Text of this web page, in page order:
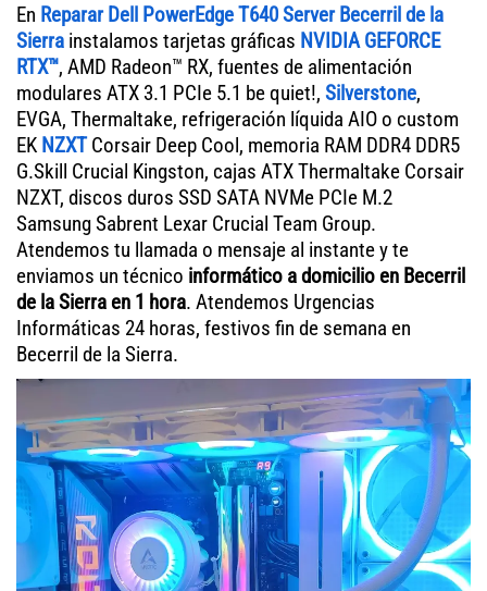
En Reparar Dell PowerEdge T640 Server Becerril de la
Sierra instalamos tarjetas gráficas NVIDIA GEFORCE
RTX™, AMD Radeon™ RX, fuentes de alimentación
modulares ATX 3.1 PCIe 5.1 be quiet!, Silverstone,
EVGA, Thermaltake, refrigeración líquida AIO o custom
EK NZXTCorsair Deep Cool, memoria RAM DDR4 DDR5
G.Skill Crucial Kingston, cajas ATX Thermaltake Corsair
NZXT, discos duros SSD SATA NVMe PCIe M.2
Samsung Sabrent Lexar Crucial Team Group.
Atendemos tu llamada o mensaje al instante y te
enviamos un técnico informático a domicilio en Becerril
de la Sierra en 1 hora. Atendemos Urgencias
Informáticas 24 horas, festivos fin de semana en
Becerril de la Sierra.